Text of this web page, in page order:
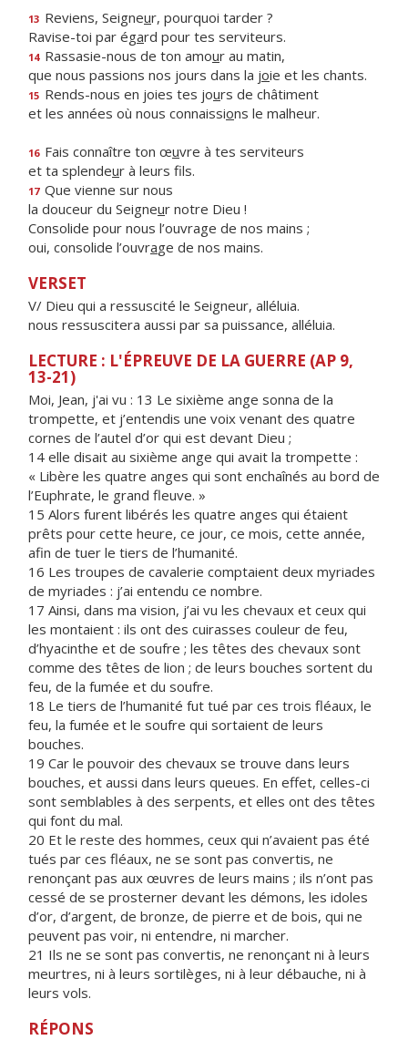
13 Reviens, Seigneur, pourquoi tarder ?
Ravise-toi par égard pour tes serviteurs.
14 Rassasie-nous de ton amour au matin,
que nous passions nos jours dans la joie et les chants.
15 Rends-nous en joies tes jours de châtiment
et les années où nous connaissions le malheur.
16 Fais connaître ton œuvre à tes serviteurs
et ta splendeur à leurs fils.
17 Que vienne sur nous
la douceur du Seigneur notre Dieu !
Consolide pour nous l’ouvrage de nos mains ;
oui, consolide l’ouvrage de nos mains.
VERSET
V/ Dieu qui a ressuscité le Seigneur, alléluia.
nous ressuscitera aussi par sa puissance, alléluia.
LECTURE : L'ÉPREUVE DE LA GUERRE (AP 9,
13-21)
Moi, Jean, j'ai vu : 13 Le sixième ange sonna de la
trompette, et j’entendis une voix venant des quatre
cornes de l’autel d’or qui est devant Dieu ;
14 elle disait au sixième ange qui avait la trompette :
« Libère les quatre anges qui sont enchaînés au bord de
l’Euphrate, le grand fleuve. »
15 Alors furent libérés les quatre anges qui étaient
prêts pour cette heure, ce jour, ce mois, cette année,
afin de tuer le tiers de l’humanité.
16 Les troupes de cavalerie comptaient deux myriades
de myriades : j’ai entendu ce nombre.
17 Ainsi, dans ma vision, j’ai vu les chevaux et ceux qui
les montaient : ils ont des cuirasses couleur de feu,
d’hyacinthe et de soufre ; les têtes des chevaux sont
comme des têtes de lion ; de leurs bouches sortent du
feu, de la fumée et du soufre.
18 Le tiers de l’humanité fut tué par ces trois fléaux, le
feu, la fumée et le soufre qui sortaient de leurs
bouches.
19 Car le pouvoir des chevaux se trouve dans leurs
bouches, et aussi dans leurs queues. En effet, celles-ci
sont semblables à des serpents, et elles ont des têtes
qui font du mal.
20 Et le reste des hommes, ceux qui n’avaient pas été
tués par ces fléaux, ne se sont pas convertis, ne
renonçant pas aux œuvres de leurs mains ; ils n’ont pas
cessé de se prosterner devant les démons, les idoles
d’or, d’argent, de bronze, de pierre et de bois, qui ne
peuvent pas voir, ni entendre, ni marcher.
21 Ils ne se sont pas convertis, ne renonçant ni à leurs
meurtres, ni à leurs sortilèges, ni à leur débauche, ni à
leurs vols.
RÉPONS